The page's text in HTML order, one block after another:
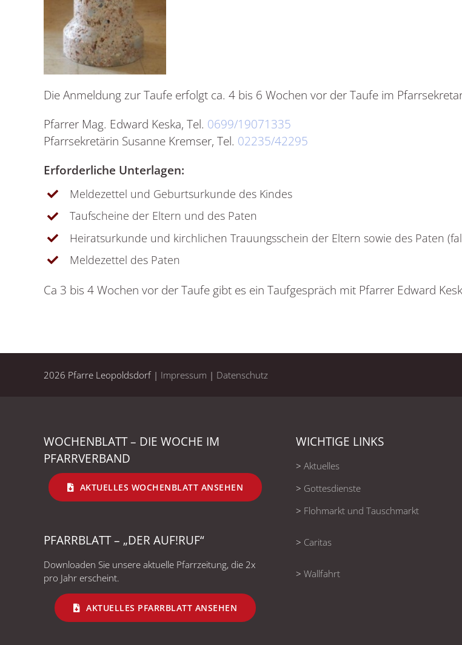
Die Anmeldung zur Taufe erfolgt ca. 4 bis 6 Wochen vor der Taufe im
Pfarrer Mag. Edward Keska, Tel. 0699/19071335
Pfarrsekretärin Susanne Kremser, Tel. 02235/42295
Erforderliche Unterlagen:
Meldezettel und Geburtsurkunde des Kindes
Taufscheine der Eltern und des Paten
Heiratsurkunde und kirchlichen Trauungsschein der Eltern sowie des Paten
Meldezettel des Paten
Ca 3 bis 4 Wochen vor der Taufe gibt es ein Taufgespräch mit Pfarrer Edward
2026 Pfarre Leopoldsdorf | Impressum | Datenschutz
WOCHENBLATT – DIE WOCHE IM
PFARRVERBAND
AKTUELLES WOCHENBLATT ANSEHEN
PFARRBLATT – „DER AUF!RUF“
Downloaden Sie unsere aktuelle Pfarrzeitung, die 2x
pro Jahr erscheint.
AKTUELLES PFARRBLATT ANSEHEN
WICHTIGE LINKS
> Aktuelles
> Gottesdienste
> Flohmarkt und Tauschmarkt
> Caritas
> Wallfahrt